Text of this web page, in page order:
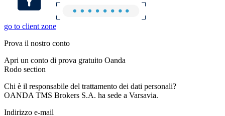
go to client zone
Prova il nostro conto
Apri un conto di prova gratuito Oanda
Rodo section
Chi è il responsabile del trattamento dei dati personali?
OANDA TMS Brokers S.A. ha sede a Varsavia.
Indirizzo e-mail